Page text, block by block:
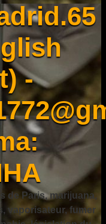
-
de Paris, marijuana,
vaporisateur, fumer